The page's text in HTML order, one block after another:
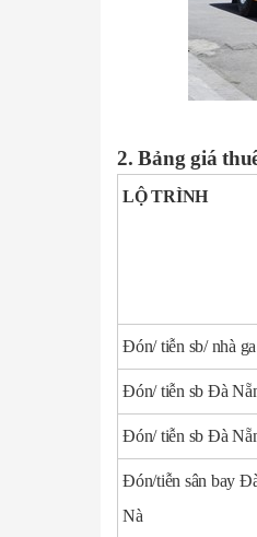
2. Bảng giá
LỘ TRÌNH
Đón/ tiễn sb/ nhà
Đón/ tiễn sb Đà
Đón/ tiễn sb Đà
Đón/tiễn sân bay
Nà